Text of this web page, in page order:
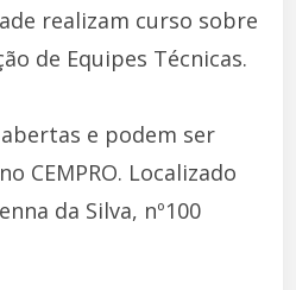
realizam curso sobre
de Equipes Técnicas.
e podem ser
CEMPRO. Localizado
da Silva, nº100 